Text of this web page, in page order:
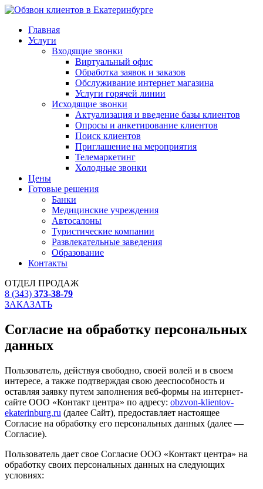
Главная
Услуги
Входящие звонки
Виртуальный офис
Обработка заявок и заказов
Обслуживание интернет магазина
Услуги горячей линии
Исходящие звонки
Актуализация и введение базы клиентов
Опросы и анкетирование клиентов
Поиск клиентов
Приглашение на мероприятия
Телемаркетинг
Холодные звонки
Цены
Готовые решения
Банки
Медицинские учреждения
Автосалоны
Туристические компании
Развлекательные заведения
Образование
Контакты
ОТДЕЛ ПРОДАЖ
8 (343) 373-38-79
ЗАКАЗАТЬ
Согласие на обработку персональных
данных
Пользователь, действуя свободно, своей волей и в своем
интересе, а также подтверждая свою дееспособность и
оставляя заявку путем заполнения веб-формы на интернет-
сайте ООО «Контакт центра» по адресу: obzvon-klientov-
ekaterinburg.ru (далее Сайт), предоставляет настоящее
Согласие на обработку его персональных данных (далее —
Согласие).
Пользователь дает свое Согласие ООО «Контакт центра» на
обработку своих персональных данных на следующих
условиях: